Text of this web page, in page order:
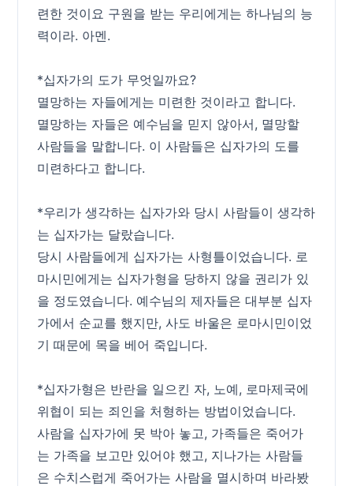
련한 것이요 구원을 받는 우리에게는 하나님의 능
력이라. 아멘.
*십자가의 도가 무엇일까요?
멸망하는 자들에게는 미련한 것이라고 합니다.
멸망하는 자들은 예수님을 믿지 않아서, 멸망할
사람들을 말합니다. 이 사람들은 십자가의 도를
미련하다고 합니다.
*우리가 생각하는 십자가와 당시 사람들이 생각하
는 십자가는 달랐습니다.
당시 사람들에게 십자가는 사형틀이었습니다. 로
마시민에게는 십자가형을 당하지 않을 권리가 있
을 정도였습니다. 예수님의 제자들은 대부분 십자
가에서 순교를 했지만, 사도 바울은 로마시민이었
기 때문에 목을 베어 죽입니다.
*십자가형은 반란을 일으킨 자, 노예, 로마제국에
위협이 되는 죄인을 처형하는 방법이었습니다.
사람을 십자가에 못 박아 놓고, 가족들은 죽어가
는 가족을 보고만 있어야 했고, 지나가는 사람들
은 수치스럽게 죽어가는 사람을 멸시하며 바라봤